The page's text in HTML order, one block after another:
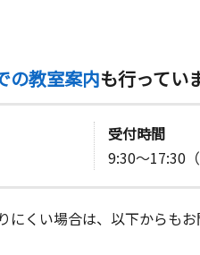
の教室案内も行ってい
受付時間
9:30～17:30
くい場合は、以下からもお